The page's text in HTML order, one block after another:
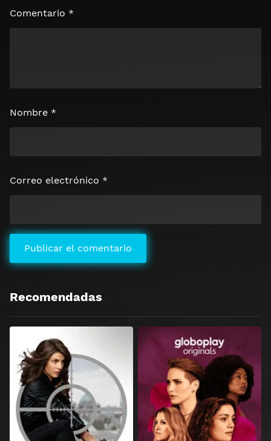
Comentario *
Nombre *
Correo electrónico *
Recomendadas